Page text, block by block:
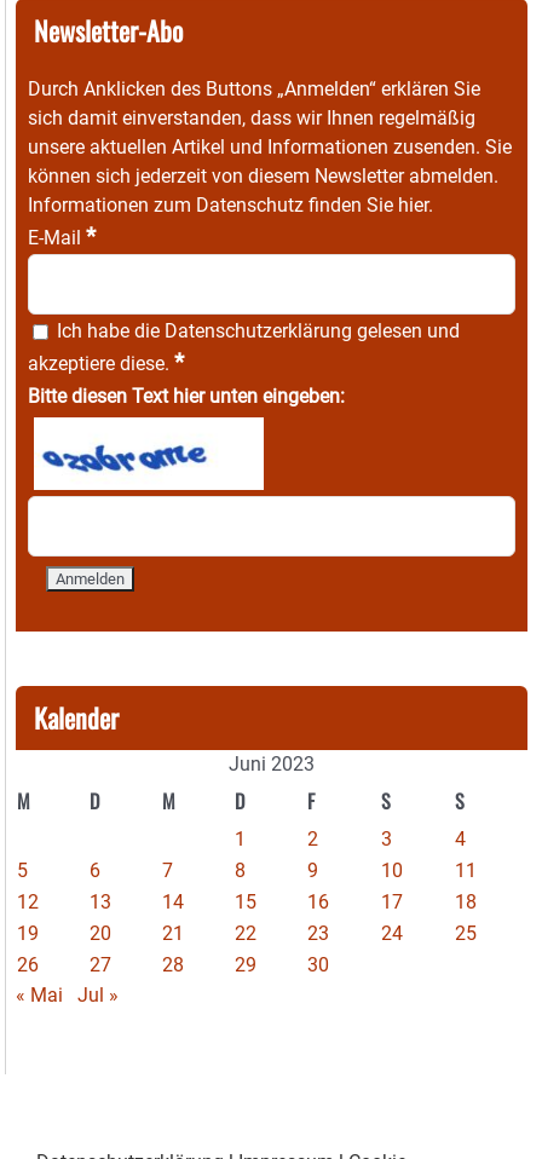
Newsletter-Abo
Durch Anklicken des Buttons „Anmelden“ erklären Sie
sich damit einverstanden, dass wir Ihnen regelmäßig
unsere aktuellen Artikel und Informationen zusenden. Sie
können sich jederzeit von diesem Newsletter abmelden.
Informationen zum Datenschutz finden Sie hier.
E-Mail *
Ich habe die Datenschutzerklärung gelesen und
akzeptiere diese. *
Bitte diesen Text hier unten eingeben:
Kalender
Juni 2023
M D M D F S S
1 2 3
4
5
6 7 8 9 10
11
12
13 14 15 16 17
18
19
20 21 22 23 24
25
26
27 28 29
30
« Mai
Jul »